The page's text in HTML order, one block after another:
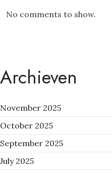
No comments to show.
Archieven
November 2025
October 2025
September 2025
July 2025